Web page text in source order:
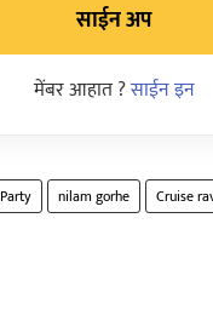
साईन अप
मेंबर आहात ?साईन इन
Party nilam gorhe Cruise